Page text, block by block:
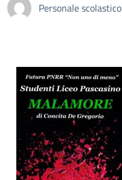
Personale scolastico